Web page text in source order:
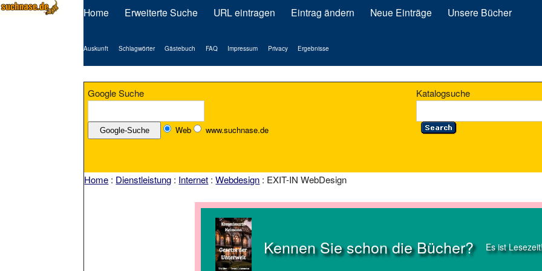
Home Erweiterte Suche URL eintragen Eintrag ändern Neue Einträge Unsere Bücher
Auskunft Schlagwörter Gästebuch FAQ Impressum Privacy Ergebnisse
Google Suche
Web www.suchnase.de
Katalogsuche
Home : Dienstleistung : Internet :Webdesign : EXIT-IN WebDesign
Kennen Sie schon die Bücher? Es ist